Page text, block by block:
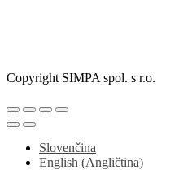
Copyright SIMPA spol. s r.o.
Slovenčina
English (Angličtina)